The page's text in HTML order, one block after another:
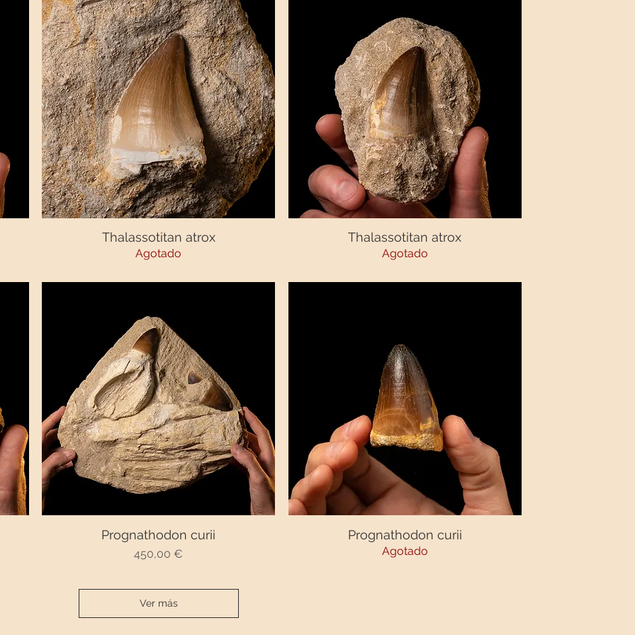
Vista rápida
Thalassotitan atrox
Agotado
Vista rápida
Thalassotitan atrox
Agotado
Vista rápida
Prognathodon curii
Precio
450,00 €
Vista rápida
Prognathodon curii
Agotado
Ver más